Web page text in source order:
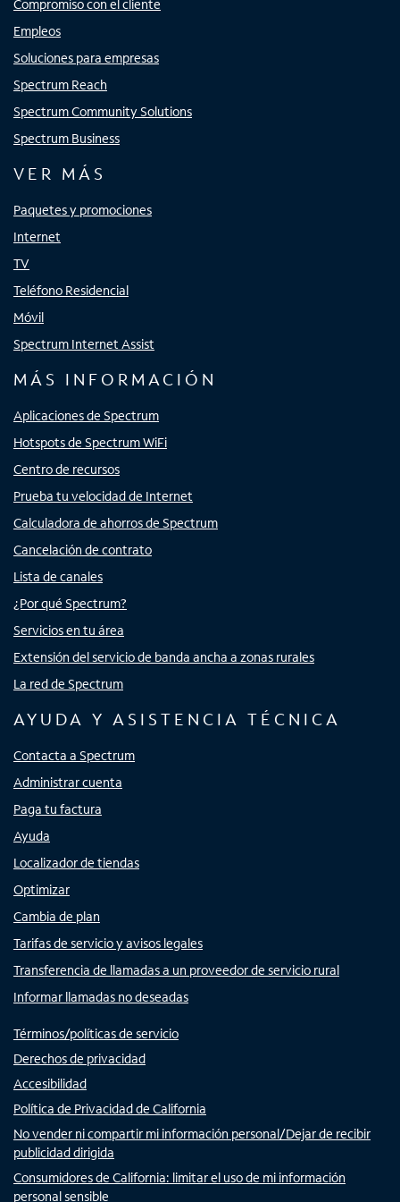
Compromiso con el cliente
Empleos
Soluciones para empresas
Spectrum Reach
Spectrum Community Solutions
Spectrum Business
VER MÁS
Paquetes y promociones
Internet
TV
Teléfono Residencial
Móvil
Spectrum Internet Assist
MÁS INFORMACIÓN
Aplicaciones de Spectrum
Hotspots de Spectrum WiFi
Centro de recursos
Prueba tu velocidad de Internet
Calculadora de ahorros de Spectrum
Cancelación de contrato
Lista de canales
¿Por qué Spectrum?
Servicios en tu área
Extensión del servicio de banda ancha a zonas rurales
La red de Spectrum
AYUDA Y ASISTENCIA TÉCNICA
Contacta a Spectrum
Administrar cuenta
Paga tu factura
Ayuda
Localizador de tiendas
Optimizar
Cambia de plan
Tarifas de servicio y avisos legales
Transferencia de llamadas a un proveedor de servicio rural
Informar llamadas no deseadas
Términos/políticas de servicio
Derechos de privacidad
Accesibilidad
Política de Privacidad de California
No vender ni compartir mi información personal/Dejar de recibir
publicidad dirigida
Consumidores de California: limitar el uso de mi información
personal sensible